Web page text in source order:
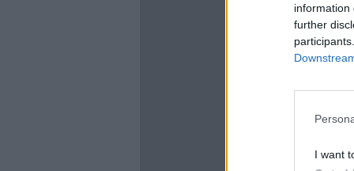
information
further
I want